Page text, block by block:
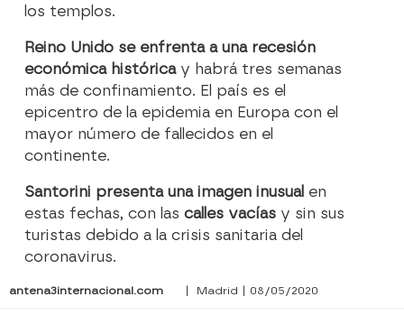
los templos.
Reino Unido se enfrenta a una recesión
económica históricay habrá tres semanas
más de confinamiento. El país es el
epicentro de la epidemia en Europa con el
mayor número de fallecidos en el
continente.
Santorini presenta una imagen inusual en
estas fechas, con lascalles vacías y sin sus
turistas debido a la crisis sanitaria del
coronavirus.
antena3internacional.com | Madrid | 08/05/2020